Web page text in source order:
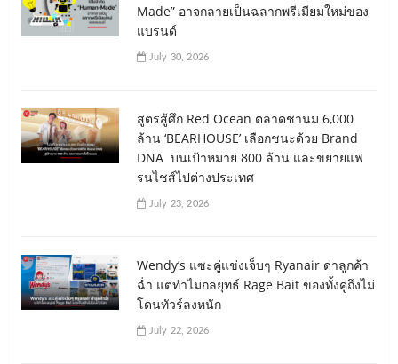
Made” อาจกลายเป็นฉลากพรีเมียมใหม่ของ
แบรนด์
July 30, 2026
สูตรสู้ศึก Red Ocean ตลาดชานม 6,000
ล้าน ‘BEARHOUSE’ เลือกชนะด้วย Brand
DNA บนเป้าหมาย 800 ล้าน และขยายแฟ
รนไชส์ไปต่างประเทศ
July 23, 2026
Wendy’s แซะคู่แข่งเจ็บๆ Ryanair ด่าลูกค้า
ฉ่ำ แต่ทำไมกลยุทธ์ Rage Bait ของทั้งคู่ถึงไม่
โดนทัวร์ลงหนัก
July 22, 2026